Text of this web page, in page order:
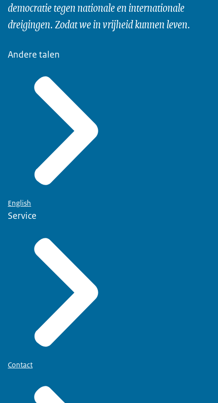
Ministerie van Binnenlandse Zaken en
Koninkrijksrelaties
democratie tegen nationale en internationale
dreigingen. Zodat we in vrijheid kunnen leven.
Andere talen
English
Service
Contact